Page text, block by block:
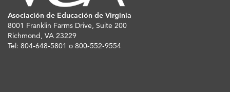
Asociación de Educación de Virginia
8001 Franklin Farms Drive, Suite 200
Richmond, VA 23229
Tel: 804-648-5801 o 800-552-9554